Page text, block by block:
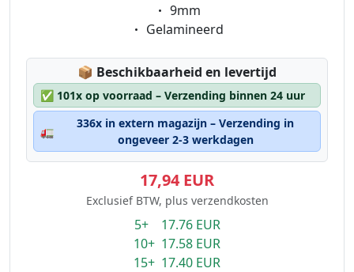
Eigenschaft:
9mm
Eigenschaft:
Gelamineerd
📦 Lagerstatus:
Beschikbaarheid en levertijd
✅ 101x op voorraad – Verzending binnen 24 uur
🚛
336x in extern magazijn – Verzending in
ongeveer 2-3 werkdagen
17,94 EUR
Exclusief BTW, plus verzendkosten
5+ 17.76 EUR
10+ 17.58 EUR
15+ 17.40 EUR